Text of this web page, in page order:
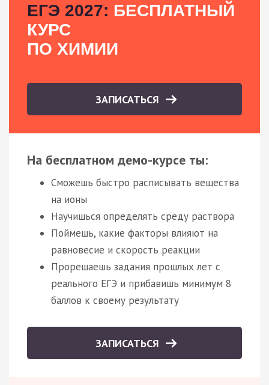
ЕГЭ 2027: БЕСПЛАТНЫЙ
КУРС
ПО ХИМИИ
ЗАПИСАТЬСЯ
На бесплатном демо-курсе ты:
Сможешь быстро расписывать вещества
на ионы
Научишься определять среду раствора
Поймешь, какие факторы влияют на
равновесие и скорость реакции
Прорешаешь задания прошлых лет с
реального ЕГЭ и прибавишь минимум 8
баллов к своему результату
ЗАПИСАТЬСЯ